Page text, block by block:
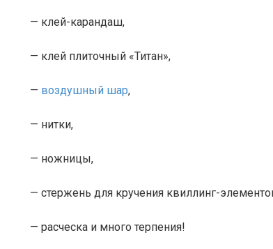
— клей-карандаш,
— клей плиточный «Титан»,
— воздушный шар,
— нитки,
— ножницы,
— стержень для кручения квиллинг-
— расческа и много терпения!